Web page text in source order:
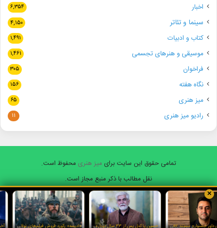
اخبار ۶,۳۵۴
سینما و تئاتر ۴,۱۵۰
کتاب و ادبیات ۱,۴۹۱
موسیقی و هنرهای تجسمی ۱,۴۶۱
فراخوان ۳۰۵
نگاه هفته ۱۵۶
میز هنری ۶۵
رادیو میز هنری ۱۱
تمامی حقوق این سایت برای میز هنری محفوظ است.
نقل مطالب با ذکر منبع مجاز است.
فیسبوکایکسیوتیوباینستاگرام
واتس
✕
«ادیسه» رکورد فروش فیلم‌های نولان و آی‌مکس را شکست حسین پاکدل پس از ۳۳ سال دوباره مجری تلویزیون شد یاسر طالبی داور جشنواره مستند Doker روسیه شد